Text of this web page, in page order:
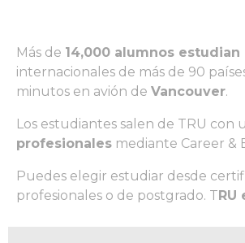
Más de 14,000 alumnos
internacionales de más de 90
minutos en avión de Vancouver.
Los estudiantes salen de TRU con
profesionales mediante Career &
Puedes elegir estudiar desde
profesionales o de postgrado. TRU